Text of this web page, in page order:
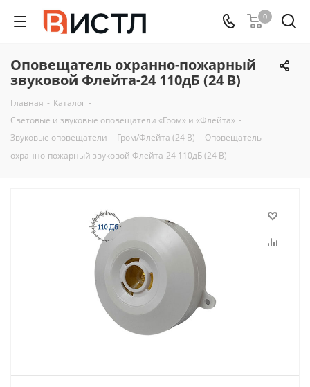
0
Оповещатель охранно-пожарный
звуковой Флейта-24 110дБ (24 В)
Главная - Каталог -
Световые и звуковые оповещатели «Гром» и «Флейта» -
Звуковые оповещатели - Гром/Флейта (24 В) - Оповещатель
охранно-пожарный звуковой Флейта-24 110дБ (24 В)